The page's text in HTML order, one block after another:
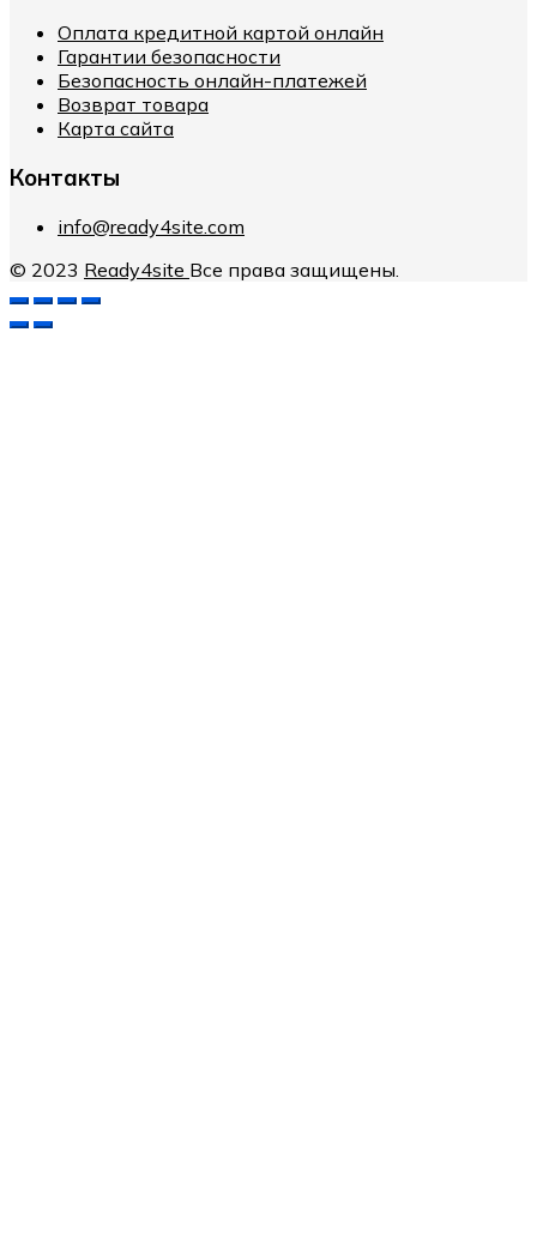
Оплата кредитной картой онлайн
Гарантии безопасности
Безопасность онлайн-платежей
Возврат товара
Карта сайта
Контакты
info@ready4site.com
© 2023 Ready4site Все права защищены.